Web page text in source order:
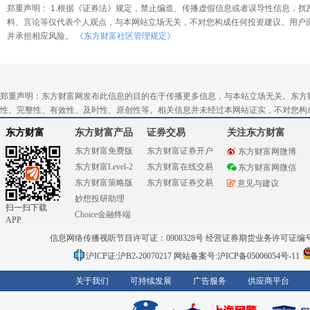
郑重声明： 1.根据《证券法》规定，禁止编造、传播虚假信息或者误导性信息，
料、言论等仅代表个人观点，与本网站立场无关，不对您构成任何投资建议。用
并承担相应风险。
《东方财富社区管理规定》
郑重声明：东方财富网发布此信息的目的在于传播更多信息，与本站立场无关。东
性、完整性、有效性、及时性、原创性等。相关信息并未经过本网站证实，不对您
东方财富
扫一扫下载
APP
东方财富产品
东方财富免费版
东方财富Level-2
东方财富策略版
妙想投研助理
Choice金融终端
证券交易
东方财富证券开户
东方财富在线交易
东方财富证券交易
关注东方财富
东方财富网微博
东方财富网微信
意见与建议
信息网络传播视听节目许可证：0908328号 经营证券期货业务许可证编
沪ICP证:沪B2-20070217 网站备案号:沪ICP备05006054号-11
关于我们 可持续发展 广告服务 供应商平台